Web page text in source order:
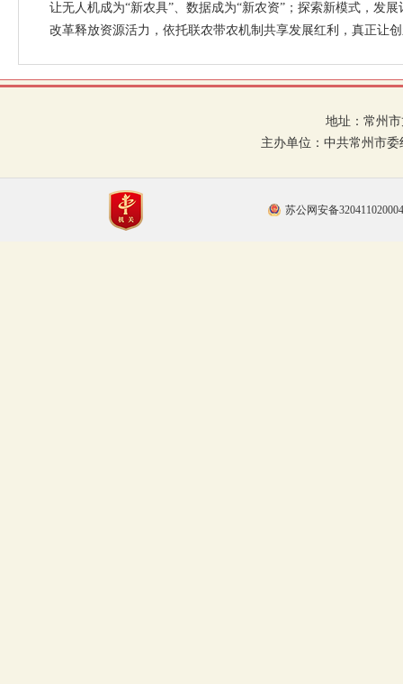
让无人机成为“新农具”、数据成为“新农资”；探索新模式，发
改革释放资源活力，依托联农带农机制共享发展红利，真正让
地址：常州
主办单位：中共常州市
苏公网安备